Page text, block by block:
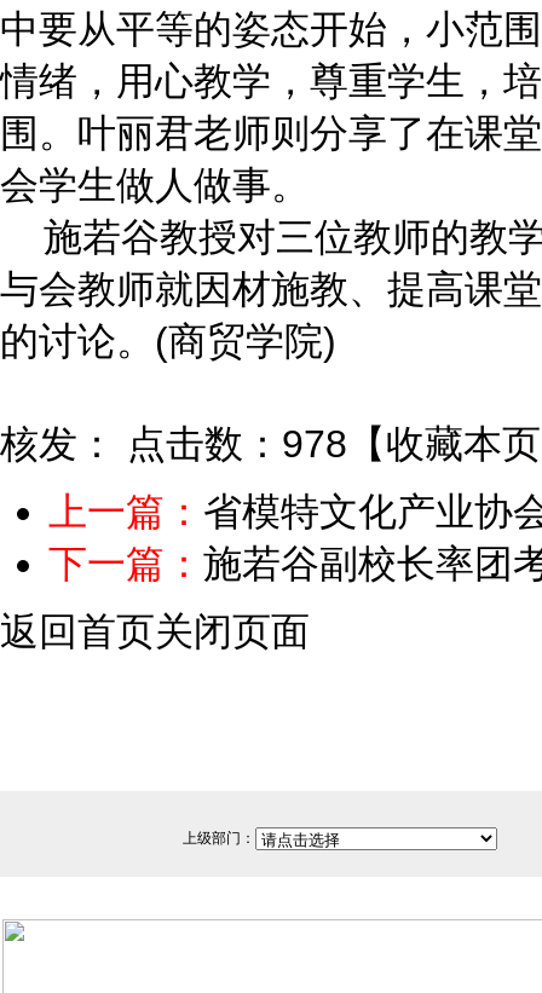
中要从平等的姿态开始，小范
情绪，用心教学，尊重学生，
围。叶丽君老师则分享了在课
会学生做人做事。
施若谷教授对三位教师的教
与会教师就因材施教、提高课
的讨论。(商贸学院)
核发： 点击数：978 【收藏本页
上一篇： 省模特文化产业协
下一篇： 施若谷副校长率团
返回首页关闭页面
上级部门：